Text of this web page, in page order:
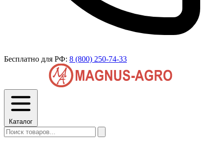
Бесплатно для РФ: 8 (800) 250-74-33
Каталог